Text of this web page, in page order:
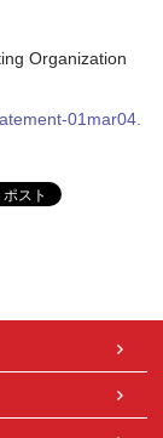
Organization
01mar04.